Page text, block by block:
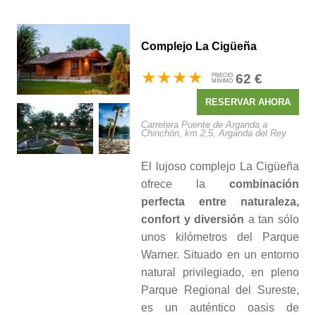
Complejo La Cigüeña
PRECIO
MÍNIMO 62 €
RESERVAR AHORA
Carretera Puente de Arganda a
Chinchón, km 2,5, Arganda del Rey
El lujoso complejo La Cigüeña
ofrece la combinación
perfecta entre naturaleza,
confort y diversión a tan sólo
unos kilómetros del Parque
Warner. Situado en un entorno
natural privilegiado, en pleno
Parque Regional del Sureste,
es un auténtico oasis de